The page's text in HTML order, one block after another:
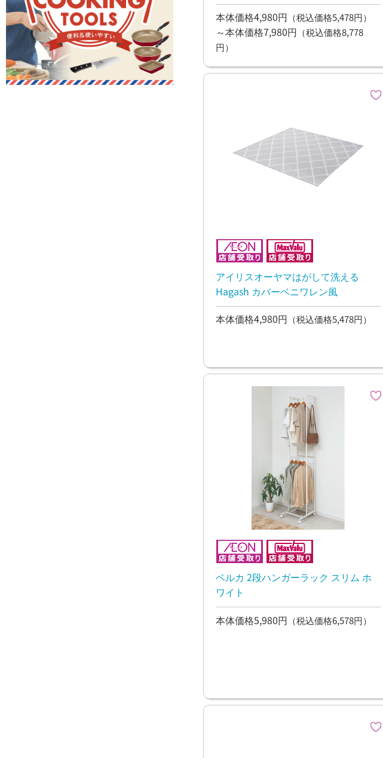
本体価格4,980円 （税込価格5,478円）
～本体価格7,980円 （税込価格8,778
円）
アイリスオーヤマはがして洗える
Hagash カバーベニワレン風
本体価格4,980円 （税込価格5,478円）
ベルカ 2段ハンガーラック スリム ホ
ワイト
本体価格5,980円 （税込価格6,578円）